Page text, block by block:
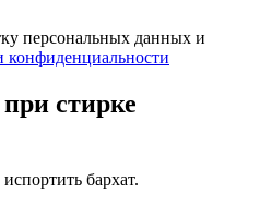
персональных данных и
конфиденциальности
стирке
бархат.